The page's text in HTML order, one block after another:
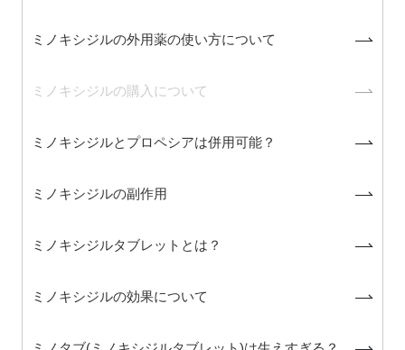
ミノキシジルの外用薬の使い方について
ミノキシジルの購入について
ミノキシジルとプロペシアは併用可能？
ミノキシジルの副作用
ミノキシジルタブレットとは？
ミノキシジルの効果について